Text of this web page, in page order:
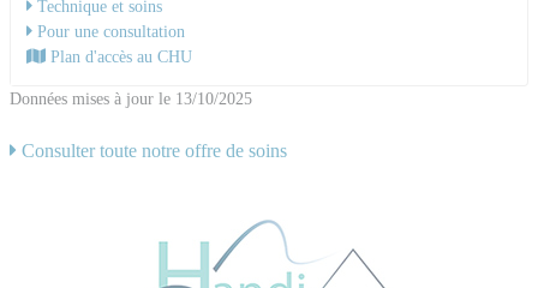
Technique et soins
Pour une consultation
Plan d'accès au CHU
Données mises à jour le 13/10/2025
Consulter toute notre offre de soins